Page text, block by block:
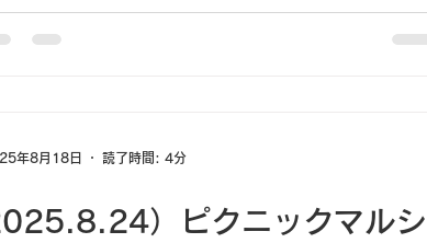
案内です！ 広がる芝生にピクニックシートを広げ
青空の下でゆったりと過ごすひととき。...
）ピクニックマルシ
年8月18日 読了時間: 4分